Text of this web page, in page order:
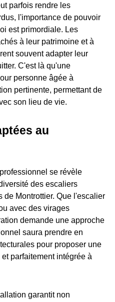
parfois rendre les
l'importance de pouvoir
est primordiale. Les
à leur patrimoine et à
souvent adapter leur
C'est là qu'une
personne âgée à
pertinente, permettant de
son lieu de vie.
au
se révèle
des escaliers
de Montrottier. Que l'escalier
avec des virages
demande une approche
saura prendre en
pour proposer une
parfaitement intégrée à
garantit non